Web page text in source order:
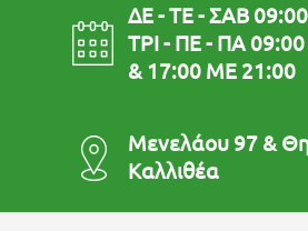
ΔΕ - ΤΕ - ΣΑΒ
ΤΡΙ - ΠΕ - ΠΑ
& 17:00 ΜΕ 21:00
Μενελάου 97 &
Καλλιθέα